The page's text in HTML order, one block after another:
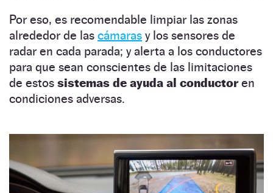
Por eso, es recomendable limpiar las zonas
alrededor de las cámaras y los sensores de
radar en cada parada; y alerta a los conductores
para que sean conscientes de las limitaciones
de estos sistemas de ayuda al conductoren
condiciones adversas.